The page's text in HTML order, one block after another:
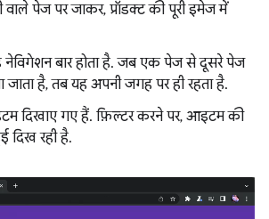
वाले पेज पर जाकर, प्रॉडक्ट की पूरी इमेज में
बार होता है. जब एक पेज से दूसरे पेज
जाता है, तब यह अपनी जगह पर ही रहता है.
दिखाए गए हैं. फ़िल्टर करने पर, आइटम की
दिख रही है.